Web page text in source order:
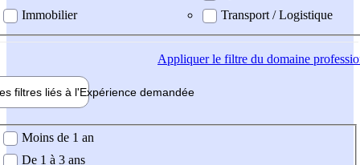
Immobilier
Transport / Logistique
Appliquerle filtre du domaine
filtres liés à l'Expérience demandée
demandée
Moins de 1 an
De 1 à 3 ans